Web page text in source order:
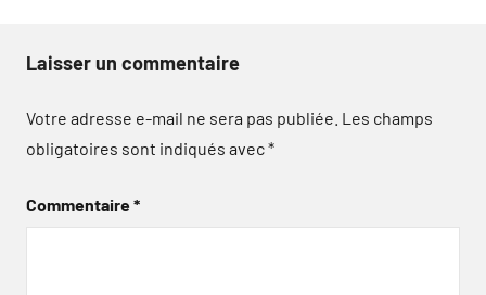
Laisser un commentaire
Votre adresse e-mail ne sera pas publiée. Les champs
obligatoires sont indiqués avec*
Commentaire*